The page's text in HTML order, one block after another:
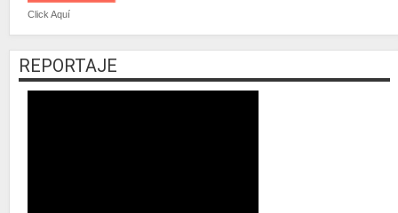
Click Aquí
REPORTAJE